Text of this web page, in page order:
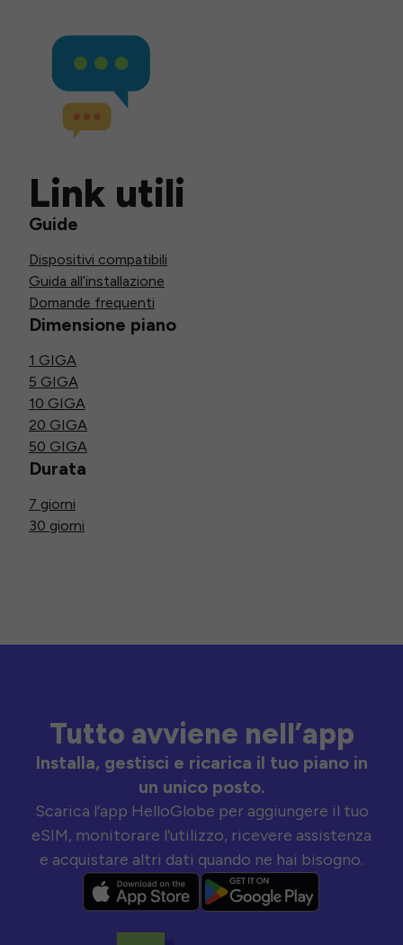
Link utili
Guide
Dispositivi compatibili
Guida all’installazione
Domande frequenti
Dimensione piano
1 GIGA
5 GIGA
10 GIGA
20 GIGA
50 GIGA
Durata
7 giorni
30 giorni
Tutto avviene nell’app
Installa, gestisci e ricarica il tuo piano in
un unico posto.
Scarica l’app HelloGlobe per aggiungere il tuo
eSIM, monitorare l’utilizzo, ricevere assistenza
e acquistare altri dati quando ne hai bisogno.